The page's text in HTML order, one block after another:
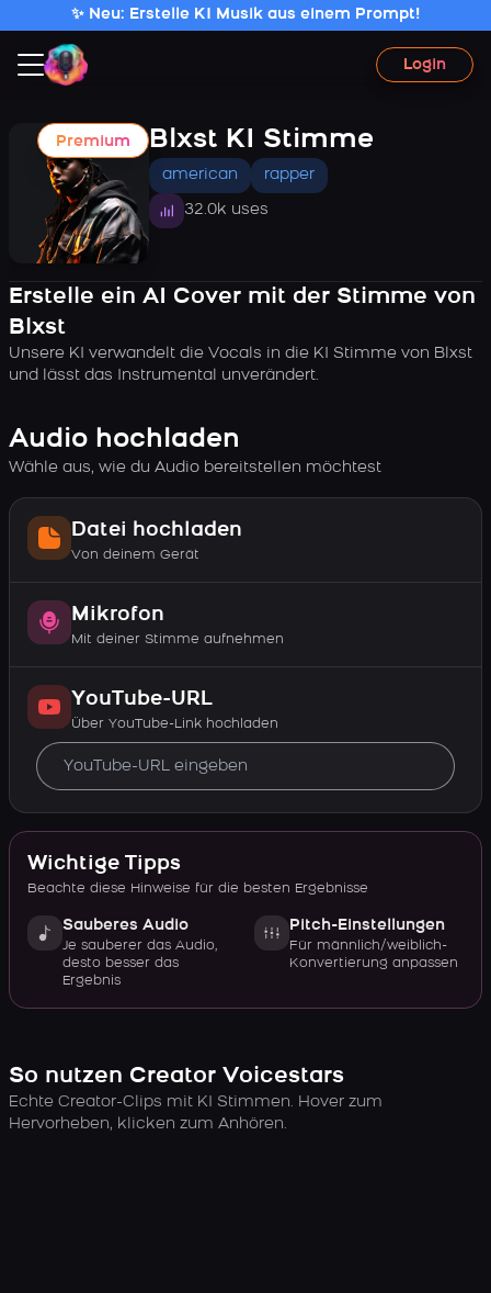
✨ Neu: Erstelle KI Musik aus einem Prompt!
Login
Premium Blxst KI Stimme
american rapper
32.0k uses
Erstelle ein AI Cover mit der Stimme von
Blxst
Unsere KI verwandelt die Vocals in die KI Stimme von Blxst
und lässt das Instrumental unverändert.
Audio hochladen
Wähle aus, wie du Audio bereitstellen möchtest
Datei hochladen
Von deinem Gerät
Mikrofon
Mit deiner Stimme aufnehmen
YouTube-URL
Über YouTube-Link hochladen
Wichtige Tipps
Beachte diese Hinweise für die besten Ergebnisse
Sauberes Audio
Je sauberer das Audio,
desto besser das
Ergebnis
Pitch-Einstellungen
Für männlich/weiblich-
Konvertierung anpassen
So nutzen Creator Voicestars
Echte Creator-Clips mit KI Stimmen. Hover zum
Hervorheben, klicken zum Anhören.